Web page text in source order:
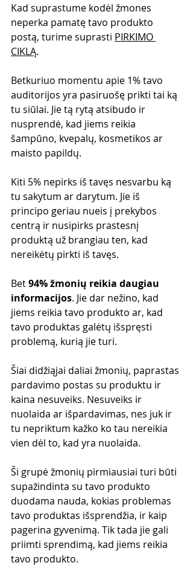
Kad suprastume kodėl žmones
neperka pamatę tavo produkto
postą, turime suprasti PIRKIMO
CIKLĄ.
Betkuriuo momentu apie 1% tavo
auditorijos yra pasiruošę prikti tai ką
tu siūlai. Jie tą rytą atsibudo ir
nusprendė, kad jiems reikia
šampūno, kvepalų, kosmetikos ar
maisto papildų.
Kiti 5% nepirks iš tavęs nesvarbu ką
tu sakytum ar darytum. Jie iš
principo geriau nueis į prekybos
centrą ir nusipirks prastesnį
produktą už brangiau ten, kad
nereikėtų pirkti iš tavęs.
Bet 94% žmonių reikia daugiau
informacijos. Jie dar nežino, kad
jiems reikia tavo produkto ar, kad
tavo produktas galėtų išspręsti
problemą, kurią jie turi.
Šiai didžiąjai daliai žmonių, paprastas
pardavimo postas su produktu ir
kaina nesuveiks. Nesuveiks ir
nuolaida ar išpardavimas, nes juk ir
tu nepriktum kažko ko tau nereikia
vien dėl to, kad yra nuolaida.
Ši grupė žmonių pirmiausiai turi būti
supažindinta su tavo produkto
duodama nauda, kokias problemas
tavo produktas išsprendžia, ir kaip
pagerina gyvenimą. Tik tada jie gali
priimti sprendimą, kad jiems reikia
tavo produkto.